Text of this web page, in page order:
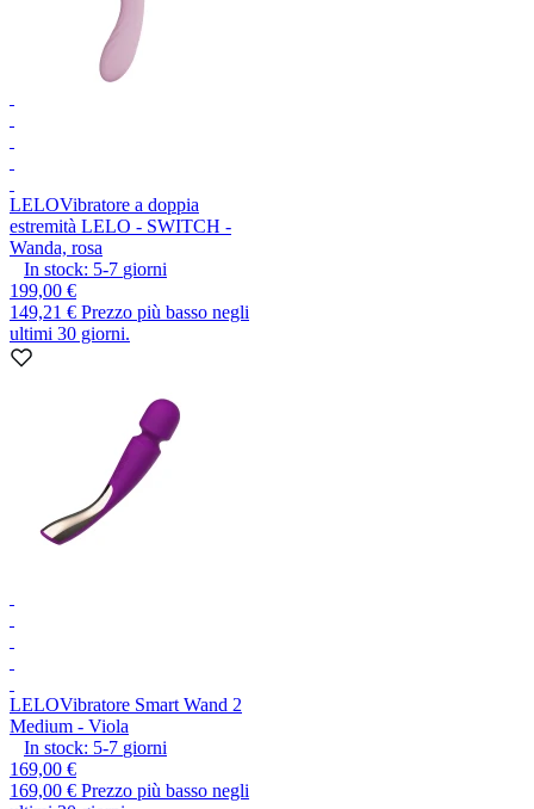
LELOVibratore a doppia
estremità LELO - SWITCH -
Wanda, rosa
In stock: 5-7 giorni
199,00 €
149,21 € Prezzo più basso negli
ultimi 30 giorni.
LELOVibratore Smart Wand 2
Medium - Viola
In stock: 5-7 giorni
169,00 €
169,00 € Prezzo più basso negli